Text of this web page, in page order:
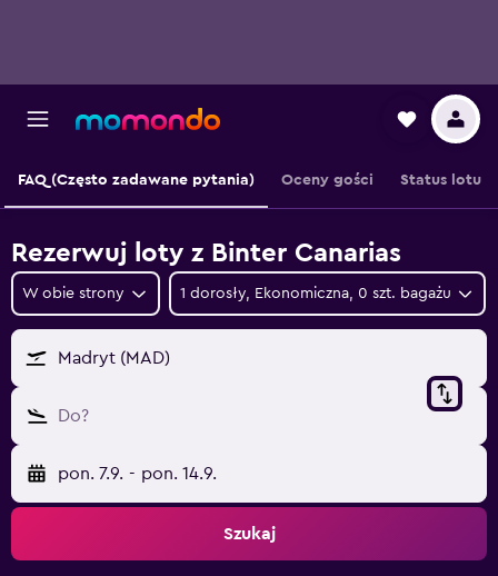
FAQ (Często zadawane pytania) Oceny gości Status lotu
Rezerwuj loty z Binter Canarias
W obie strony 1 dorosły, Ekonomiczna, 0 szt. bagażu
Madryt (MAD)
Do?
pon. 7.9. - pon. 14.9.
Szukaj